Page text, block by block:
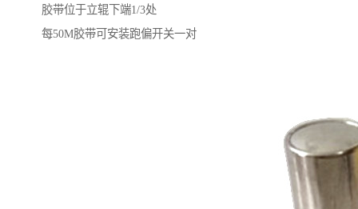
胶带位于立辊下端1/3处
每50M胶带可安装跑偏开关一对